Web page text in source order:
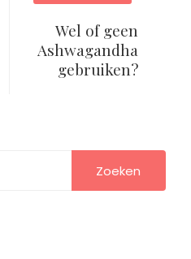
Wel of geen
Ashwagandha
gebruiken?